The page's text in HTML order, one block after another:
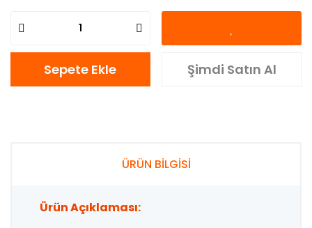
Sepete Ekle Şimdi Satın Al
ÜRÜN BİLGİSİ
Ürün Açıklaması: